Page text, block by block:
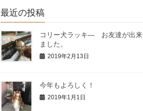
最近の投稿
コリー犬ラッキ― お友達が出来
ました。
2019年2月13日
今年もよろしく！
2019年1月1日